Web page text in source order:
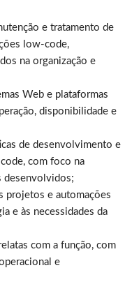
e tratamento de
low-code,
na organização e
Web e plataformas
disponibilidade e
de desenvolvimento e
com foco na
desenvolvidos;
projetos e automações
e às necessidades da
com a função, com
e